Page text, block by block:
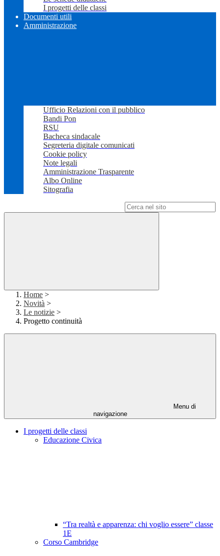
I progetti delle classi
Documenti utili
Amministrazione
Ufficio Relazioni con il pubblico
Bandi Pon
RSU
Bacheca sindacale
Segreteria digitale comunicati
Cookie policy
Note legali
Amministrazione Trasparente
Albo Online
Sitografia
Home >
Novità >
Le notizie >
Progetto continuità
Menu di
navigazione
I progetti delle classi
Educazione Civica
“Tra realtà e apparenza: chi voglio essere” classe
1E
Corso Cambridge